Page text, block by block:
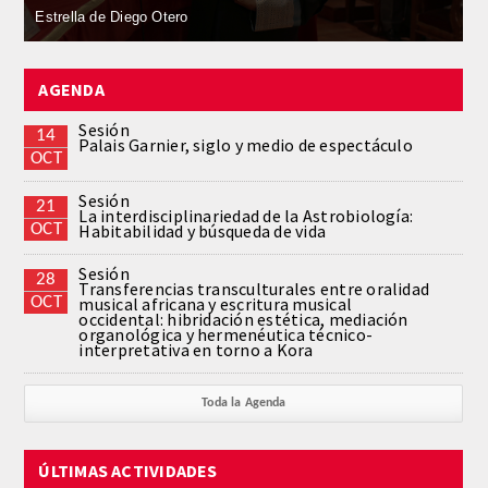
ACADÉMICOS
SECCIONES
TEOLOGÍA
HUMANIDADES
DERECHO
Rocío Herrero Vanrell
AGENDA
14
OCT
Sesión
Palais Garnier, siglo y medio de espectáculo
21
OCT
Sesión
La interdisciplinariedad de la Astrobiología:
Habitabilidad y búsqueda de vida
28
OCT
Sesión
Transferencias transculturales entre oralidad
musical africana y escritura musical
occidental: hibridación estética, mediación
organológica y hermenéutica técnico-
interpretativa en torno a Kora
Toda la Agenda
ÚLTIMAS ACTIVIDADES